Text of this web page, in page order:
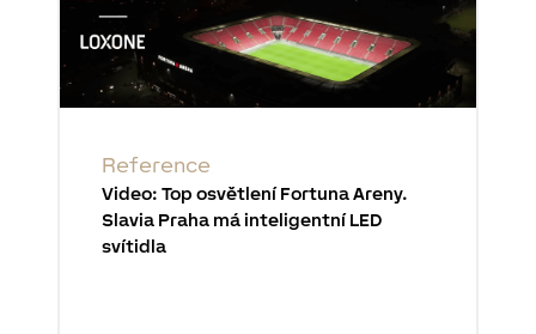
Reference
Video: Top osvětlení Fortuna Areny.
Slavia Praha má inteligentní LED
svítidla